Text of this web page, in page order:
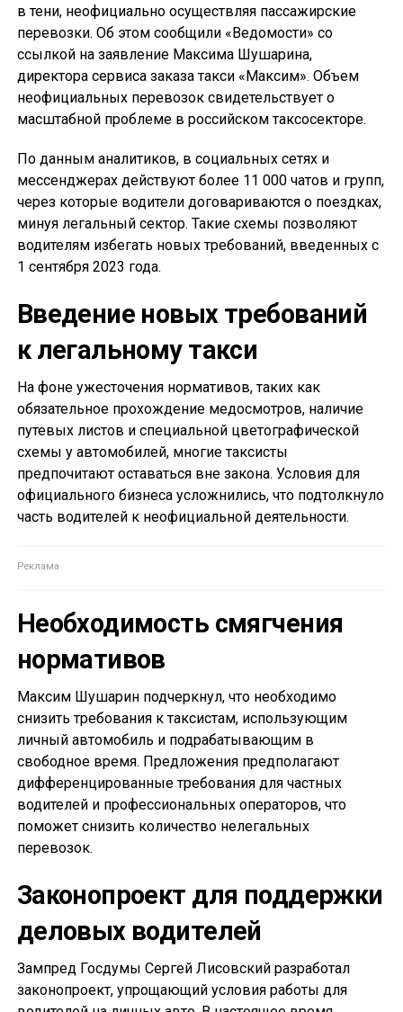
в тени, неофициально осуществляя пассажирские
перевозки. Об этом сообщили «Ведомости» со
ссылкой на заявление Максима Шушарина,
директора сервиса заказа такси «Максим». Объем
неофициальных перевозок свидетельствует о
масштабной проблеме в российском таксосекторе.
По данным аналитиков, в социальных сетях и
мессенджерах действуют более 11 000 чатов и групп,
через которые водители договариваются о поездках,
минуя легальный сектор. Такие схемы позволяют
водителям избегать новых требований, введенных с
1 сентября 2023 года.
Введение новых требований
к легальному такси
На фоне ужесточения нормативов, таких как
обязательное прохождение медосмотров, наличие
путевых листов и специальной цветографической
схемы у автомобилей, многие таксисты
предпочитают оставаться вне закона. Условия для
официального бизнеса усложнились, что подтолкнуло
часть водителей к неофициальной деятельности.
Необходимость смягчения
нормативов
Максим Шушарин подчеркнул, что необходимо
снизить требования к таксистам, использующим
личный автомобиль и подрабатывающим в
свободное время. Предложения предполагают
дифференцированные требования для частных
водителей и профессиональных операторов, что
поможет снизить количество нелегальных
перевозок.
Законопроект для поддержки
деловых водителей
Зампред Госдумы Сергей Лисовский разработал
законопроект, упрощающий условия работы для